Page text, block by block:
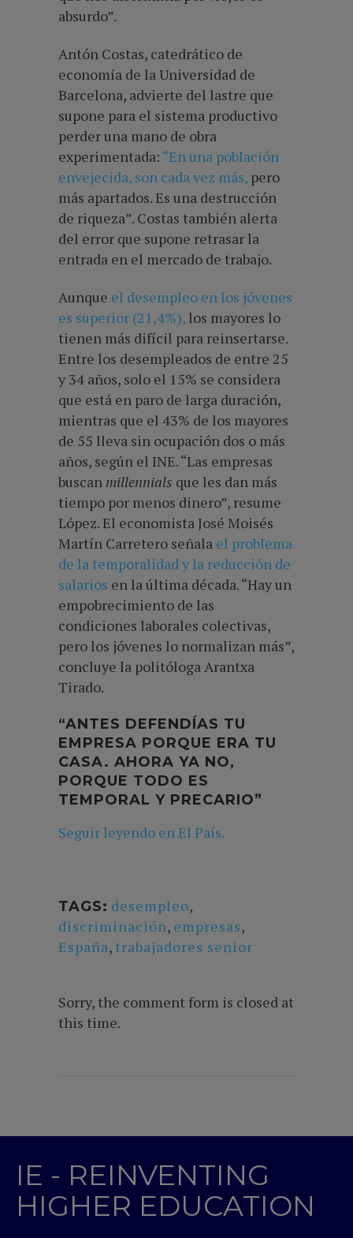
absurdo”.
Antón Costas, catedrático de
economía de la Universidad de
Barcelona, advierte del lastre que
supone para el sistema productivo
perder una mano de obra
experimentada: “En una población
envejecida, son cada vez más, pero
más apartados. Es una destrucción
de riqueza”. Costas también alerta
del error que supone retrasar la
entrada en el mercado de trabajo.
Aunque el desempleo en los jóvenes
es superior (21,4%), los mayores lo
tienen más difícil para reinsertarse.
Entre los desempleados de entre 25
y 34 años, solo el 15% se considera
que está en paro de larga duración,
mientras que el 43% de los mayores
de 55 lleva sin ocupación dos o más
años, según el INE. “Las empresas
buscan millennials que les dan más
tiempo por menos dinero”, resume
López. El economista José Moisés
Martín Carretero señala el problema
de la temporalidad y la reducción de
salarios en la última década. “Hay un
empobrecimiento de las
condiciones laborales colectivas,
pero los jóvenes lo normalizan más”,
concluye la politóloga Arantxa
Tirado.
“ANTES DEFENDÍAS TU
EMPRESA PORQUE ERA TU
CASA. AHORA YA NO,
PORQUE TODO ES
TEMPORAL Y PRECARIO”
Seguir leyendo en El País.
TAGS: desempleo,
discriminación, empresas,
España, trabajadores senior
Sorry, the comment form is closed at
this time.
IE - REINVENTING
HIGHER EDUCATION